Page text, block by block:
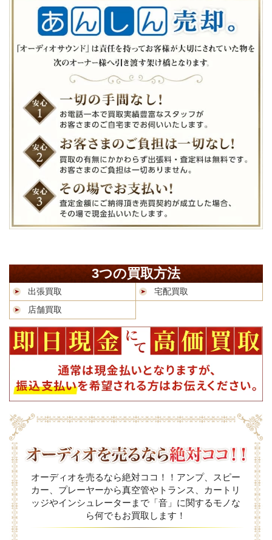
3つの買取方法
出張買取
宅配買取
店舗買取
オーディオを売るなら絶対ココ！！アンプ、スピー
カー、プレーヤーから真空管やトランス、カートリ
ッジやインシュレーターまで「音」に関するモノな
ら何でもお買取します！